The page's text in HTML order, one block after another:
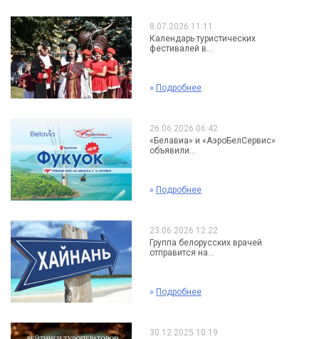
8.07.2026 11:11
Календарь туристических
фестивалей в...
» Подробнее
26.06.2026 06:42
«Белавиа» и «АэроБелСервис»
объявили...
» Подробнее
23.06.2026 12:22
Группа белорусских врачей
отправится на...
» Подробнее
30.12.2025 10:19